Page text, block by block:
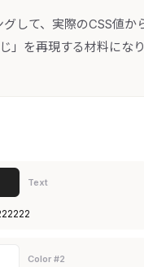
して、実際のCSS値か
」を再現する材料にな
Text
Color #2